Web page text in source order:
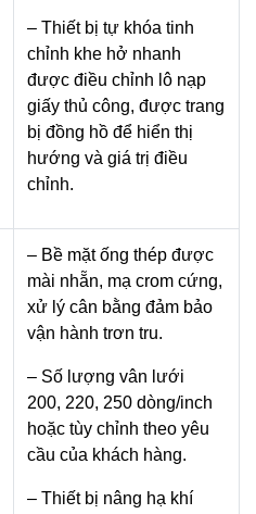
– Thiết bị tự khóa tinh
chỉnh khe hở nhanh
được điều chỉnh lô nạp
giấy thủ công, được trang
bị đồng hồ để hiển thị
hướng và giá trị điều
chỉnh.
– Bề mặt ống thép được
mài nhẵn, mạ crom cứng,
xử lý cân bằng đảm bảo
vận hành trơn tru.
– Số lượng vân lưới
200, 220, 250 dòng/inch
hoặc tùy chỉnh theo yêu
cầu của khách hàng.
– Thiết bị nâng hạ khí